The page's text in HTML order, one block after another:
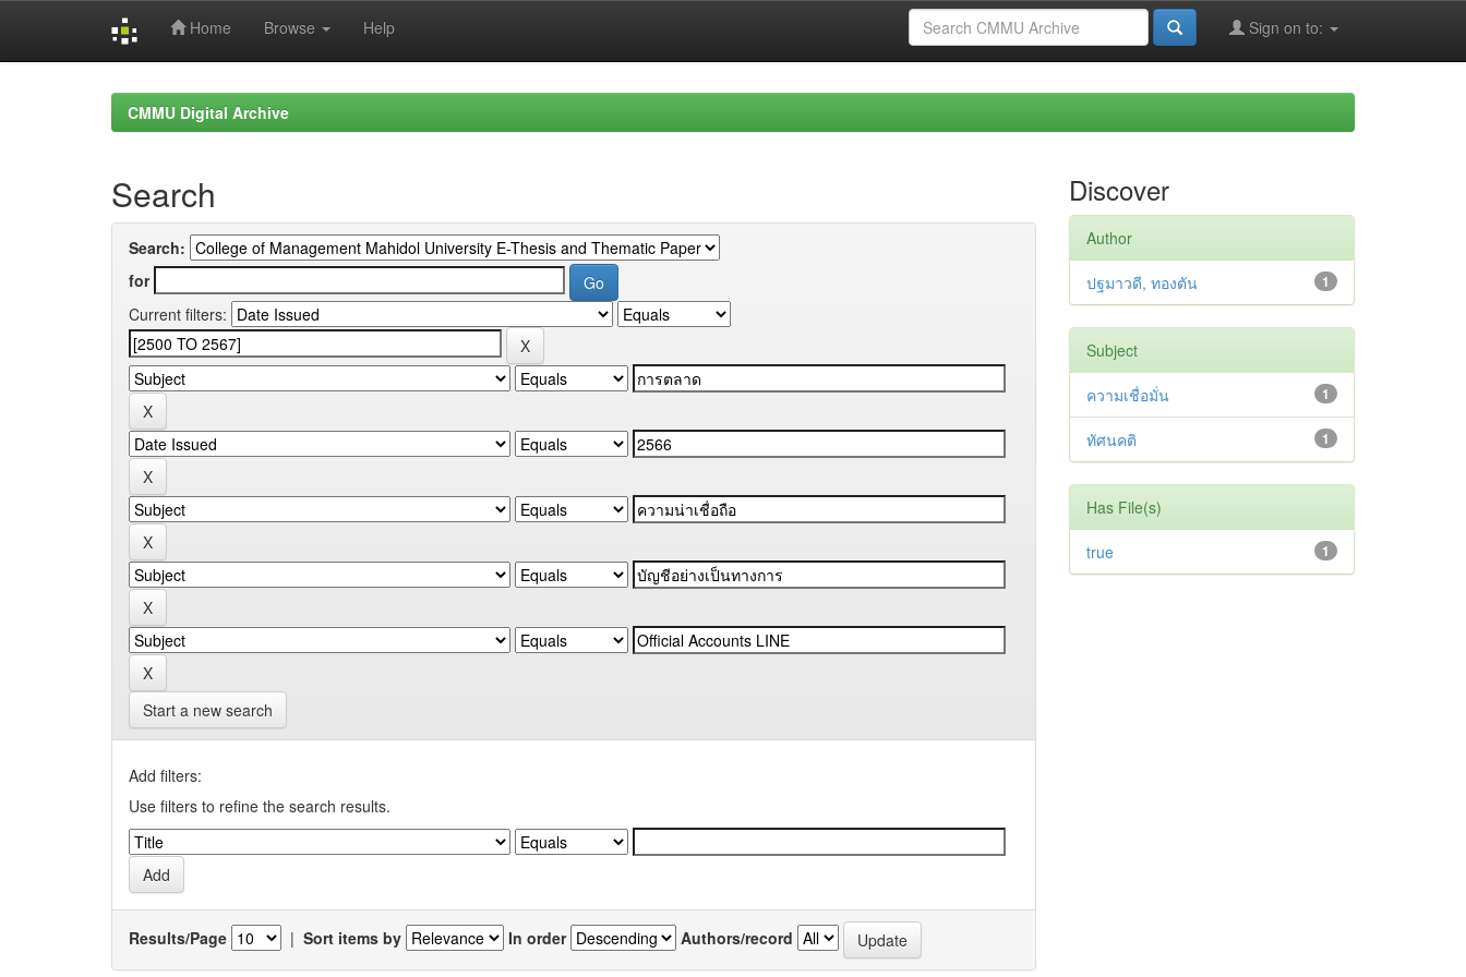
Home Browse Help Sign on to:
CMMU Digital Archive
Search
Search:
for
Current filters:
Start a new search
Add filters:
Use filters to refine the search results.
Results/Page | Sort items by In order Authors/record
Discover
Author
1
ปฐมาวดี, ทองตัน
Subject
1
ความเชื่อมั่น
1
ทัศนคติ
Has File(s)
1
true